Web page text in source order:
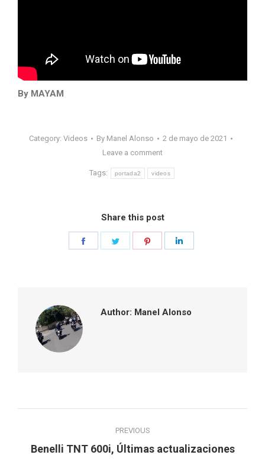
By MAYAM
Category: Videos By Manel Alonso
2 de mayo de 2021
Leave a comment
Tags: portada2 videos
Share this post
Author: Manel Alonso
navigation
PREVIOUS
Previous
Benelli TNT 600i, Últimas actualizaciones